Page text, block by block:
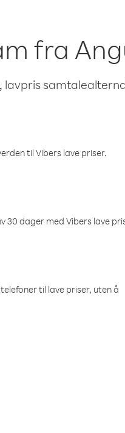
fra
lavpris
til Vibers lave priser.
dager med Vibers lave
til lave priser, uten å